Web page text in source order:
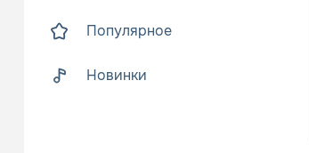
Популярное
Новинки